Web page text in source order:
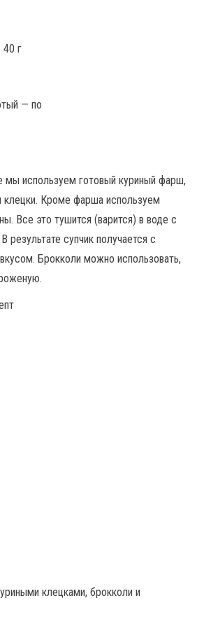
г
— по
используем готовый куриный фарш,
Кроме фарша используем
Все это тушится (варится) в воде с
результате супчик получается с
Брокколи можно использовать,